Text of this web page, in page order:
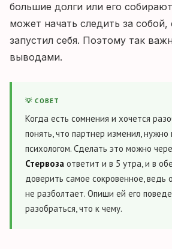
большие долги или его
может начать следить за собой,
запустил себя. Поэтому так
выводами.
💡 СОВЕТ
Когда есть сомнения и хочется
понять, что партнер изменил, нужно
психологом. Сделать это можно
Стервоза ответит и в 5 утра, и в
доверить самое сокровенное, ведь
не разболтает. Опиши ей его
разобраться, что к чему.